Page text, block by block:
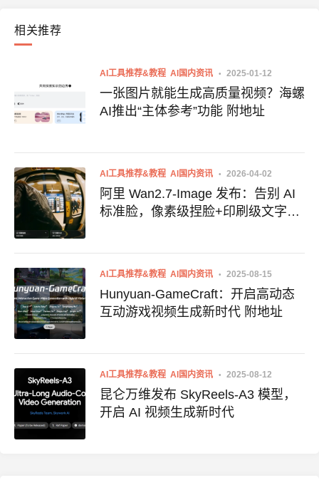
相关推荐
AI工具推荐&教程 AI国内资讯 2025-01-12
一张图片就能生成高质量视频？海螺
AI推出“主体参考”功能 附地址
AI工具推荐&教程 AI国内资讯 2026-04-02
阿里 Wan2.7-Image 发布：告别 AI
标准脸，像素级捏脸+印刷级文字渲
AI工具推荐&教程 AI国内资讯 2025-08-15
Hunyuan-GameCraft：开启高动态
互动游戏视频生成新时代 附地址
AI工具推荐&教程 AI国内资讯 2025-08-12
昆仑万维发布 SkyReels-A3 模型，
开启 AI 视频生成新时代